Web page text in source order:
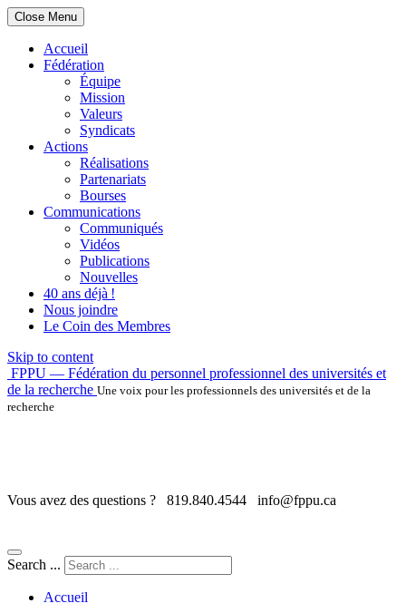
Close Menu
Accueil
Fédération
Équipe
Mission
Valeurs
Syndicats
Actions
Réalisations
Partenariats
Bourses
Communications
Communiqués
Vidéos
Publications
Nouvelles
40 ans déjà !
Nous joindre
Le Coin des Membres
Skip to content
FPPU — Fédération du personnel professionnel des universités et
de la recherche Une voix pour les professionnels des universités et de la
recherche
Vous avez des questions ? 819.840.4544 info@fppu.ca
Search ...
Accueil